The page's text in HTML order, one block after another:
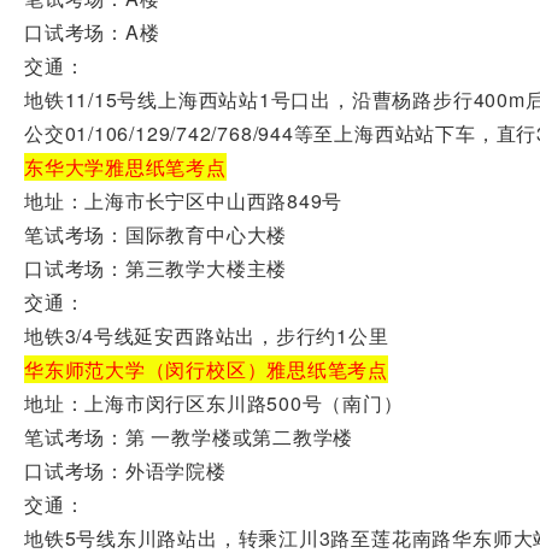
口试考场：A楼
交通：
地铁11/15号线上海西站站1号口出，沿曹杨路步行400m
公交01/106/129/742/768/944等至上海西站站下车，直
东华大学雅思纸笔考点
地址：上海市长宁区中山西路849号
笔试考场：国际教育中心大楼
口试考场：第三教学大楼主楼
交通：
地铁3/4号线延安西路站出，步行约1公里
华东师范大学（闵行校区）雅思纸笔考点
地址：上海市闵行区东川路500号（南门）
笔试考场：第 一教学楼或第二教学楼
口试考场：外语学院楼
交通：
地铁5号线东川路站出，转乘江川3路至莲花南路华东师大